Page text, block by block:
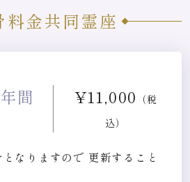
料金共同霊座
間
¥11,000 （税
込）
なりますので 更新すること